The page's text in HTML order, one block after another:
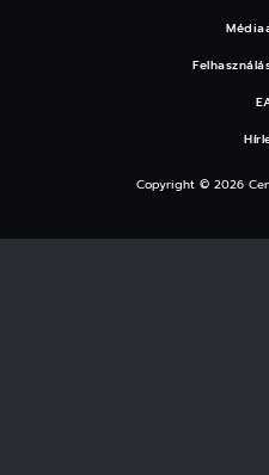
Copyright © 2026